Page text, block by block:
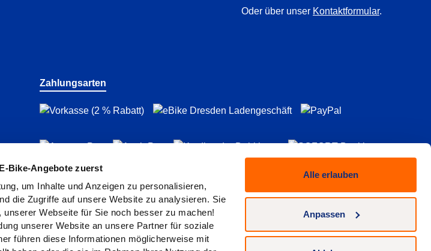
Bike-Angebote zuerst
um Inhalte und Anzeigen zu personalisieren,
die Zugriffe auf unsere Website zu analysieren. Sie
Webseite für Sie noch besser zu machen!
unserer Website an unsere Partner für soziale
führen diese Informationen möglicherweise mit
Alle erlauben
Anpassen
Oder über unser Kontaktformular.
Zahlungsarten